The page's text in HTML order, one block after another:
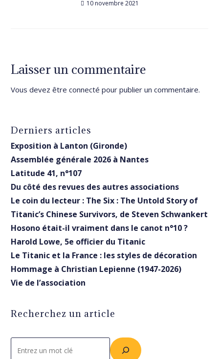
10 novembre 2021
Laisser un commentaire
Vous devez êtreconnecté pour publier un commentaire.
Derniers articles
Exposition à Lanton (Gironde)
Assemblée générale 2026 à Nantes
Latitude 41, n°107
Du côté des revues des autres associations
Le coin du lecteur : The Six : The Untold Story of
Titanic’s Chinese Survivors, de Steven Schwankert
Hosono était-il vraiment dans le canot n°10 ?
Harold Lowe, 5e officier du Titanic
Le Titanic et la France : les styles de décoration
Hommage à Christian Lepienne (1947-2026)
Vie de l’association
Recherchez un article